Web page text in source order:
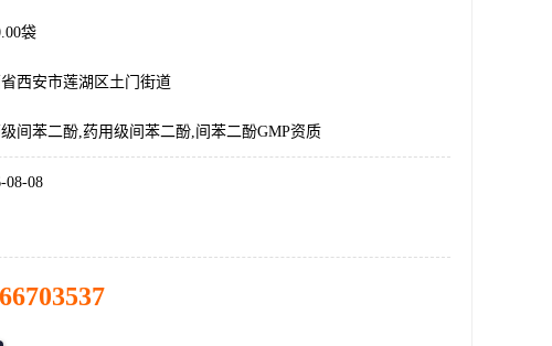
袋
省西安市莲湖区土门街道
级间苯二酚,药用级间苯二酚,间苯二酚GMP资质
08-08